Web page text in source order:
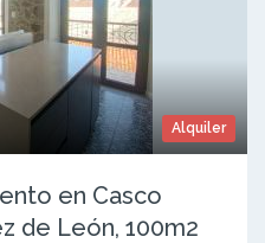
Alquiler
en Casco
de León, 100m2